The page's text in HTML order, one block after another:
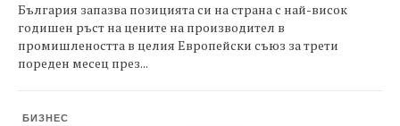
България запазва позицията си на страна с най-висок
годишен ръст на цените на производител в
промишлеността в целия Европейски съюз за трети
пореден месец през...
БИЗНЕС